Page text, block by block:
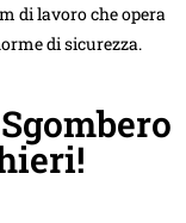
di lavoro che opera
di sicurezza.